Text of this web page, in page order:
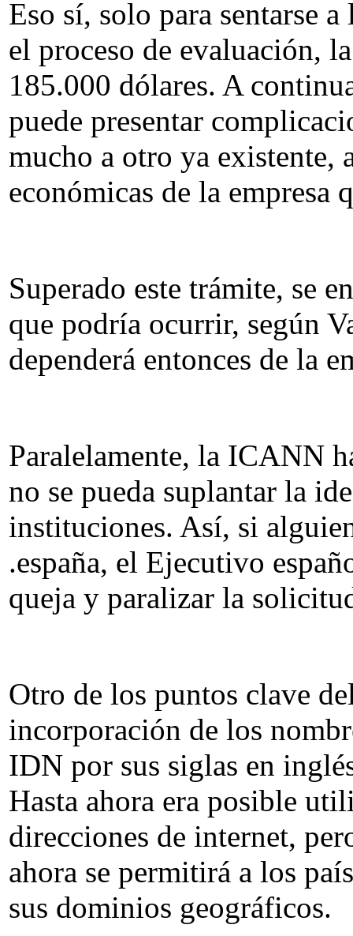
Eso sí, solo para sentarse
el proceso de evaluación,
185.000 dólares. A
puede presentar
mucho a otro ya existente,
económicas de la empresa
Superado este trámite, se
que podría ocurrir, según
dependerá entonces de la
Paralelamente, la ICANN
no se pueda suplantar la
instituciones. Así, si
.españa, el Ejecutivo
queja y paralizar la
Otro de los puntos clave
incorporación de los
IDN por sus siglas en
Hasta ahora era posible
direcciones de internet,
ahora se permitirá a los
sus dominios geográficos.